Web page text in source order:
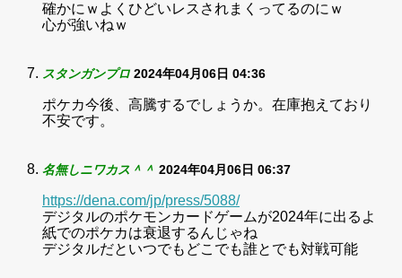
確かにｗよくひどいレスされまくってるのにｗ
心が強いねｗ
スタンガンプロ 2024年04月06日 04:36
ポケカ今後、高騰するでしょうか。在庫抱えており
不安です。
名無しニワカス＾＾ 2024年04月06日 06:37
https://dena.com/jp/press/5088/
デジタルのポケモンカードゲームが2024年に出るよ
紙でのポケカは衰退するんじゃね
デジタルだといつでもどこでも誰とでも対戦可能